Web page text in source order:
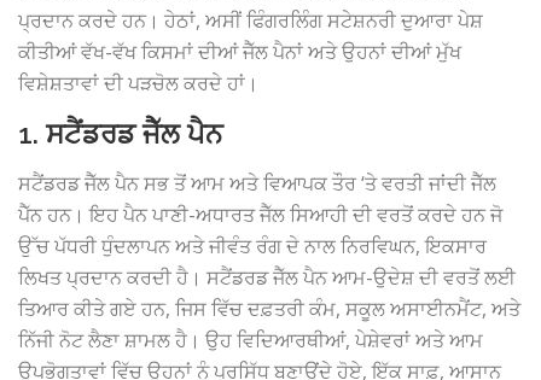
ਪ੍ਰਦਾਨ ਕਰਦੇ ਹਨ। ਹੇਠਾਂ, ਅਸੀਂ ਫਿੰਗਰਲਿੰਗ ਸਟੇਸ਼ਨਰੀ ਦੁਆਰਾ ਪੇਸ਼
ਕੀਤੀਆਂ ਵੱਖ-ਵੱਖ ਕਿਸਮਾਂ ਦੀਆਂ ਜੈੱਲ ਪੈਨਾਂ ਅਤੇ ਉਹਨਾਂ ਦੀਆਂ ਮੁੱਖ
ਵਿਸ਼ੇਸ਼ਤਾਵਾਂ ਦੀ ਪੜਚੋਲ ਕਰਦੇ ਹਾਂ।
1. ਸਟੈਂਡਰਡ ਜੈੱਲ ਪੈਨ
ਸਟੈਂਡਰਡ ਜੈੱਲ ਪੈਨ ਸਭ ਤੋਂ ਆਮ ਅਤੇ ਵਿਆਪਕ ਤੌਰ ‘ਤੇ ਵਰਤੀ ਜਾਂਦੀ ਜੈੱਲ
ਪੈੱਨ ਹਨ। ਇਹ ਪੈਨ ਪਾਣੀ-ਅਧਾਰਤ ਜੈੱਲ ਸਿਆਹੀ ਦੀ ਵਰਤੋਂ ਕਰਦੇ ਹਨ ਜੋ
ਉੱਚ ਪੱਧਰੀ ਧੁੰਦਲਾਪਨ ਅਤੇ ਜੀਵੰਤ ਰੰਗ ਦੇ ਨਾਲ ਨਿਰਵਿਘਨ, ਇਕਸਾਰ
ਲਿਖਤ ਪ੍ਰਦਾਨ ਕਰਦੀ ਹੈ। ਸਟੈਂਡਰਡ ਜੈੱਲ ਪੈਨ ਆਮ-ਉਦੇਸ਼ ਦੀ ਵਰਤੋਂ ਲਈ
ਤਿਆਰ ਕੀਤੇ ਗਏ ਹਨ, ਜਿਸ ਵਿੱਚ ਦਫ਼ਤਰੀ ਕੰਮ, ਸਕੂਲ ਅਸਾਈਨਮੈਂਟ, ਅਤੇ
ਨਿੱਜੀ ਨੋਟ ਲੈਣਾ ਸ਼ਾਮਲ ਹੈ। ਉਹ ਵਿਦਿਆਰਥੀਆਂ, ਪੇਸ਼ੇਵਰਾਂ ਅਤੇ ਆਮ
ਉਪਭੋਗਤਾਵਾਂ ਵਿੱਚ ਉਹਨਾਂ ਨੂੰ ਪ੍ਰਸਿੱਧ ਬਣਾਉਂਦੇ ਹੋਏ, ਇੱਕ ਸਾਫ਼, ਆਸਾਨ